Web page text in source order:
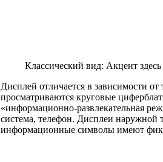
Классический вид: Акцент
Дисплей отличается в зависимости
просматриваются круговые
«информационно-развлекательная
система, телефон. Дисплеи наружной
информационные символы имеют